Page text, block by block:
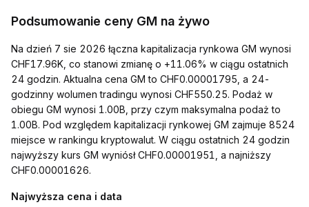
Podsumowanie ceny GM na żywo
Na dzień 7 sie 2026 łączna kapitalizacja rynkowa GM wynosi
CHF17.96K, co stanowi zmianę o +11.06% w ciągu ostatnich
24 godzin. Aktualna cena GM to CHF0.00001795, a 24-
godzinny wolumen tradingu wynosi CHF550.25. Podaż w
obiegu GM wynosi 1.00B, przy czym maksymalna podaż to
1.00B. Pod względem kapitalizacji rynkowej GM zajmuje 8524
miejsce w rankingu kryptowalut. W ciągu ostatnich 24 godzin
najwyższy kurs GM wyniósł CHF0.00001951, a najniższy
CHF0.00001626.
Najwyższa cena i data